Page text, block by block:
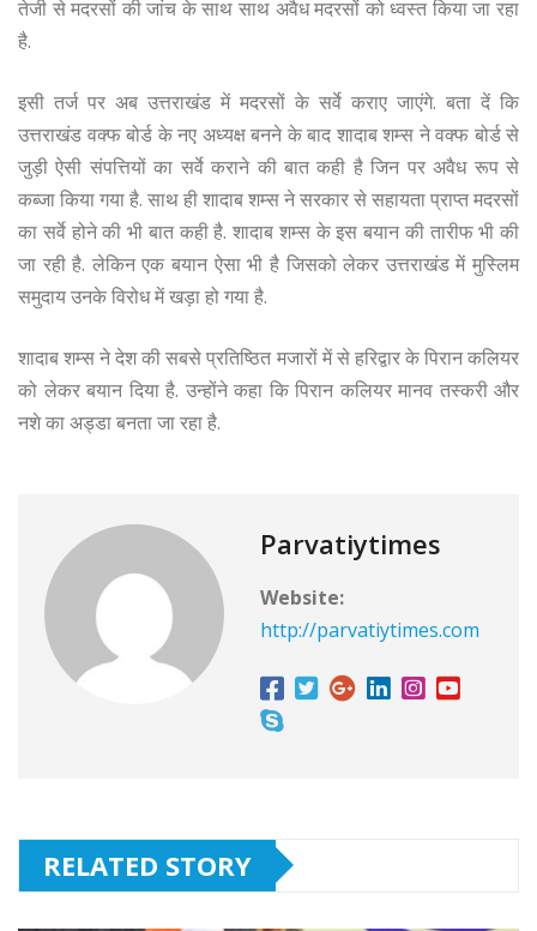
तेजी से मदरसों की जांच के साथ साथ अवैध मदरसों को ध्वस्त किया जा रहा
है.
इसी तर्ज पर अब उत्तराखंड में मदरसों के सर्वे कराए जाएंगे. बता दें कि
उत्तराखंड वक्फ बोर्ड के नए अध्यक्ष बनने के बाद शादाब शम्स ने वक्फ बोर्ड से
जुड़ी ऐसी संपत्तियों का सर्वे कराने की बात कही है जिन पर अवैध रूप से
कब्जा किया गया है. साथ ही शादाब शम्स ने सरकार से सहायता प्राप्त मदरसों
का सर्वे होने की भी बात कही है. शादाब शम्स के इस बयान की तारीफ भी की
जा रही है. लेकिन एक बयान ऐसा भी है जिसको लेकर उत्तराखंड में मुस्लिम
समुदाय उनके विरोध में खड़ा हो गया है.
शादाब शम्स ने देश की सबसे प्रतिष्ठित मजारों में से हरिद्वार के पिरान कलियर
को लेकर बयान दिया है. उन्होंने कहा कि पिरान कलियर मानव तस्करी और
नशे का अड्डा बनता जा रहा है.
Parvatiytimes
Website:
http://parvatiytimes.com
RELATED STORY